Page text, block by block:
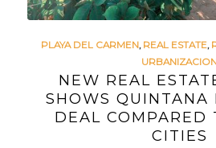
PLAYA DEL CARMEN, REAL ESTATE,
NEW REAL
SHOWS QUINTANA
DEAL COMPARED
CITIES